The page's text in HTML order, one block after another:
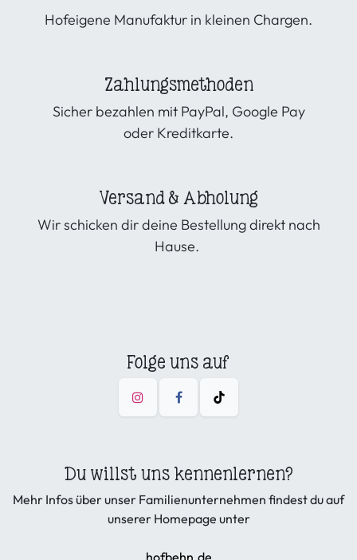
Hofeigene Manufaktur in kleinen Chargen.
Zahlungsmethoden
Sicher bezahlen mit PayPal, Google Pay
oder Kreditkarte.
Versand & Abholung
Wir schicken dir deine Bestellung direkt nach
Hause.
Folge uns auf
Du willst uns kennenlernen?
Mehr Infos über unser Familienunternehmen findest du auf
unserer Homepage unter